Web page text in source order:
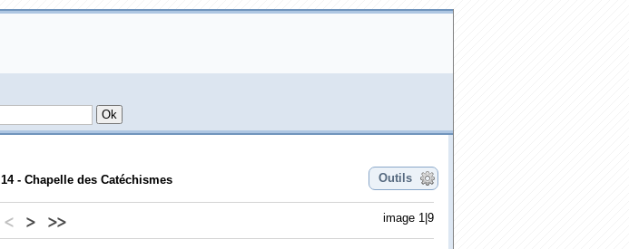
Outils
14 - Chapelle des Catéchismes
image 1|9
< > >>